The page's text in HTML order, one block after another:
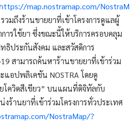
map.nostramap.com/
รวมถึงร้านขายยาที่เข้าโครงการดูแลผู้
ารใช้ยา ซึ่งขณะนี้ให้บริการครอบคลุม
ประกันสังคม และสวัสดิการ
สามารถค้นหาร้านขายยาที่เข้าร่วม
แอปพลิเคชัน NOSTRA โดยดู
ควิดสีเขียว” บนแผนที่ดิจิทัลกับ
งร้านยาที่เข้าร่วมโครงการทั่วประเทศ
NostraMap/?